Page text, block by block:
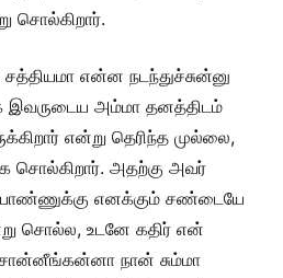
சொல்கிறார்.
என்ன நடந்துச்சுன்னு
இவருடைய அம்மா தனத்திடம்
என்று தெரிந்த முல்லை,
சொல்கிறார். அதற்கு அவர்
எனக்கும் சண்டையே
சொல்ல, உடனே கதிர் என்
நான் சும்மா